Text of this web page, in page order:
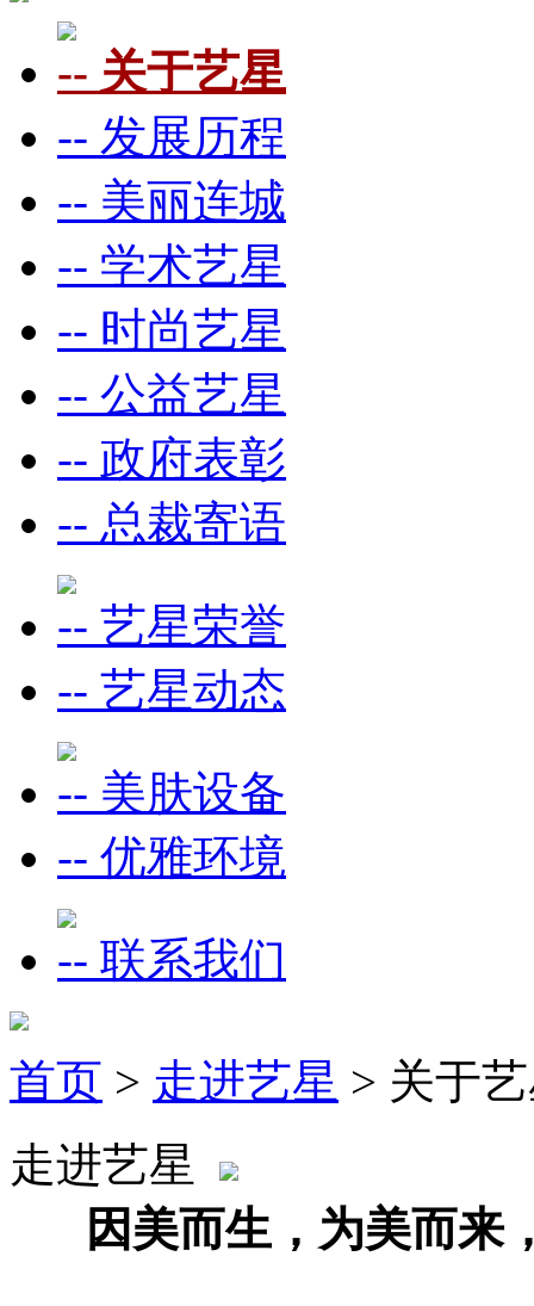
-- 关于艺星
-- 发展历程
-- 美丽连城
-- 学术艺星
-- 时尚艺星
-- 公益艺星
-- 政府表彰
-- 总裁寄语
-- 艺星荣誉
-- 艺星动态
-- 美肤设备
-- 优雅环境
-- 联系我们
首页 > 走进艺星 > 关于
走进艺星
因美而生，为美而来